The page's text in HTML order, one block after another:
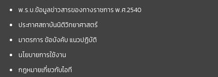
พ.ร.บ.ข้อมูลข่าวสารของทางราชการ พ.ศ.2540
ประกาศสถาบันนิติวิทยาศาสตร์
มาตรการ ข้อบังคับ แนวปฏิบัติ
นโยบายการใช้งาน
กฎหมายเกี่ยวกับไอที